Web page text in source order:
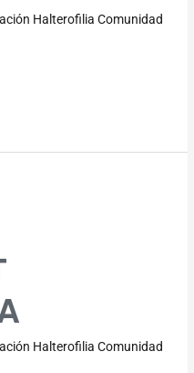
Halterofilia Comunidad
Halterofilia Comunidad